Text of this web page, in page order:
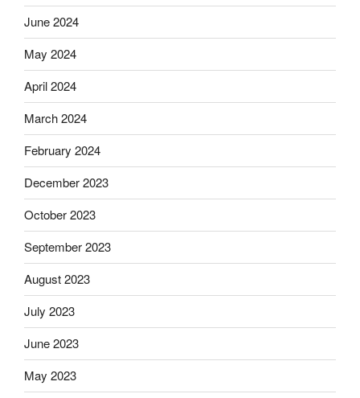
June 2024
May 2024
April 2024
March 2024
February 2024
December 2023
October 2023
September 2023
August 2023
July 2023
June 2023
May 2023